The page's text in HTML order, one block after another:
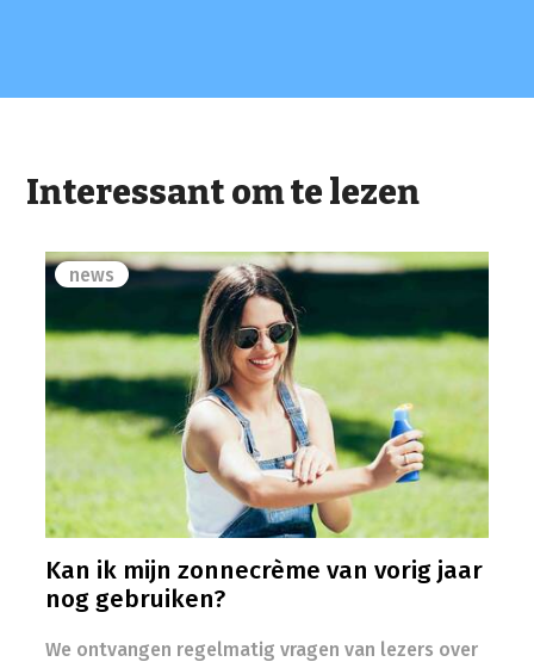
Interessant om te lezen
news
Kan ik mijn zonnecrème van vorig jaar
nog gebruiken?
We ontvangen regelmatig vragen van lezers over